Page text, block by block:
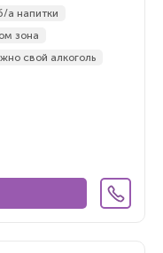
а напитки
зона
свой алкоголь